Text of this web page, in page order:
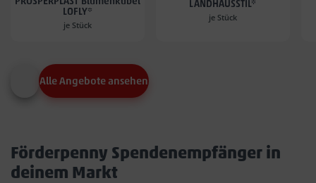
LOFLY*
je Stück
LANDHAUSSTIL*
je Stück
Alle Angebote ansehen
Förderpenny Spendenempfänger in
deinem Markt